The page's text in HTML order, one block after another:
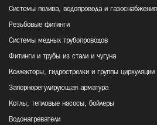
Системы полива, водопровода и газоснабжения
Резьбовые фитинги
Системы медных трубопроводов
Фитинги и трубы из стали и чугуна
Коллекторы, гидрострелки и группы циркуляции
Запорнорегулирующая арматура
Котлы, тепловые насосы, бойлеры
Водонагреватели